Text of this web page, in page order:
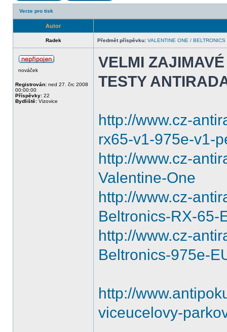
Verze pro tisk
Autor
Radek Předmět příspěvku: VALENTINE ONE / BELTRONICS
nováček
Registrován: ned 27. črc 2008
00:00:00
Příspěvky: 22
Bydliště: Vizovice
VELMI
TESTY
http://www.cz-
rx65-v1-975e-v1-
http://www.cz-
Valentine-One
http://www.cz-
Beltronics-RX-65-
http://www.cz-
Beltronics-975e-
http://
viceucelovy-